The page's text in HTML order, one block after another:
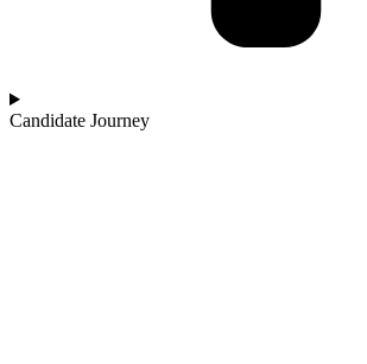
Candidate Journey